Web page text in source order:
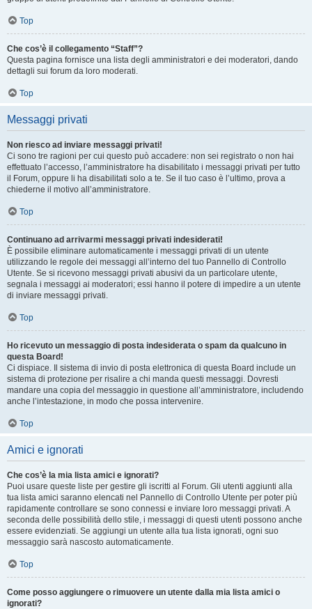
Top
Che cos’è il collegamento “Staff”?
Questa pagina fornisce una lista degli amministratori e dei moderatori, dando
dettagli sui forum da loro moderati.
Top
Messaggi privati
Non riesco ad inviare messaggi privati!
Ci sono tre ragioni per cui questo può accadere: non sei registrato o non hai
effettuato l’accesso, l’amministratore ha disabilitato i messaggi privati per tutto
il Forum, oppure li ha disabilitati solo a te. Se il tuo caso è l’ultimo, prova a
chiederne il motivo all’amministratore.
Top
Continuano ad arrivarmi messaggi privati indesiderati!
È possibile eliminare automaticamente i messaggi privati ​​di un utente
utilizzando le regole dei messaggi all’interno del tuo Pannello di Controllo
Utente. Se si ricevono messaggi privati ​​abusivi da un particolare utente,
segnala i messaggi ai moderatori; essi hanno il potere di impedire a un utente
di inviare messaggi privati​​.
Top
Ho ricevuto un messaggio di posta indesiderata o spam da qualcuno in
questa Board!
Ci dispiace. Il sistema di invio di posta elettronica di questa Board include un
sistema di protezione per risalire a chi manda questi messaggi. Dovresti
mandare una copia del messaggio in questione all’amministratore, includendo
anche l’intestazione, in modo che possa intervenire.
Top
Amici e ignorati
Che cos’è la mia lista amici e ignorati?
Puoi usare queste liste per gestire gli iscritti al Forum. Gli utenti aggiunti alla
tua lista amici saranno elencati nel Pannello di Controllo Utente per poter più
rapidamente controllare se sono connessi e inviare loro messaggi privati. A
seconda delle possibilità dello stile, i messaggi di questi utenti possono anche
essere evidenziati. Se aggiungi un utente alla tua lista ignorati, ogni suo
messaggio sarà nascosto automaticamente.
Top
Come posso aggiungere o rimuovere un utente dalla mia lista amici o
ignorati?